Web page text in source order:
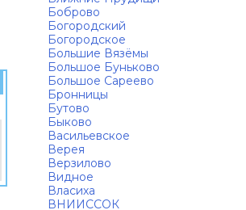
Боброво
Богородский
Богородское
Большие Вязёмы
Большое Буньково
Большое Сареево
Бронницы
Бутово
Быково
Васильевское
Верея
Верзилово
Видное
Власиха
ВНИИССОК